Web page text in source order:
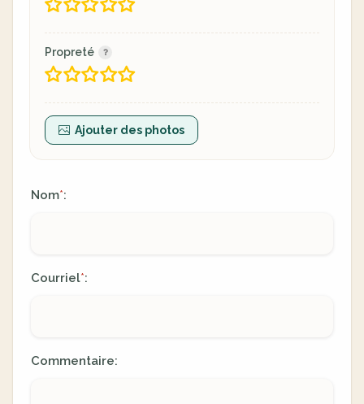
Propreté
Ajouter des photos
Nom*:
Courriel*:
Commentaire: